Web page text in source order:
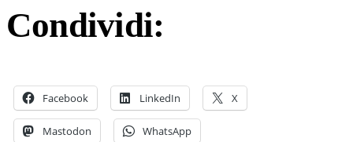
Condividi:
Facebook LinkedIn X
Mastodon WhatsApp